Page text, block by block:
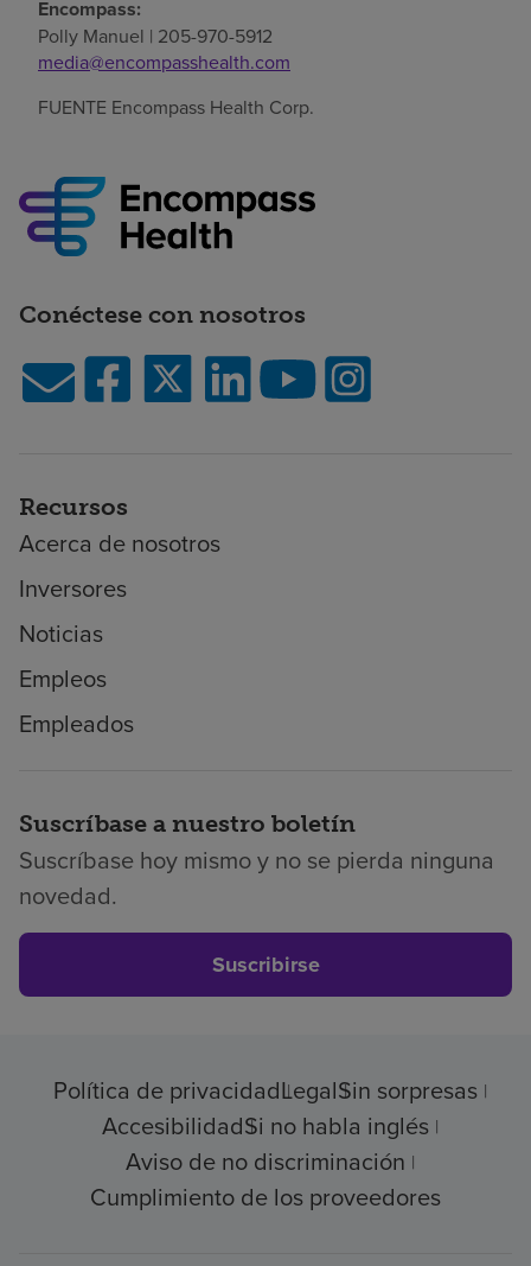
Encompass:
Polly Manuel | 205-970-5912
media@encompasshealth.com
FUENTE Encompass Health Corp.
Conéctese con nosotros
Recursos
Acerca de nosotros
Inversores
Noticias
Empleos
Empleados
Suscríbase a nuestro boletín
Suscríbase hoy mismo y no se pierda ninguna
novedad.
Suscribirse
Política de privacidadLegalSin sorpresas
AccesibilidadSi no habla inglés
Aviso de no discriminación
Cumplimiento de los proveedores